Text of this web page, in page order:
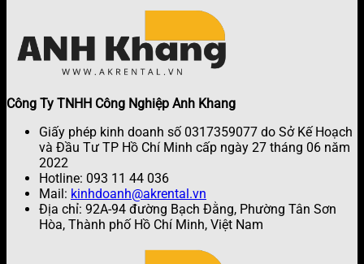
Công Ty TNHH Công Nghiệp Anh Khang
Giấy phép kinh doanh số 0317359077 do Sở Kế Hoạch
và Đầu Tư TP Hồ Chí Minh cấp ngày 27 tháng 06 năm
2022
Hotline: 093 11 44 036
Mail: kinhdoanh@akrental.vn
Địa chỉ: 92A-94 đường Bạch Đằng, Phường Tân Sơn
Hòa, Thành phố Hồ Chí Minh, Việt Nam